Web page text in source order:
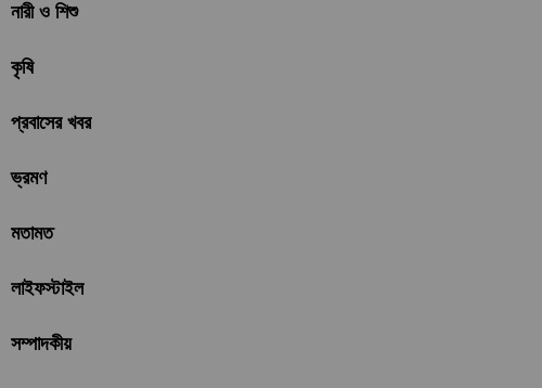
নারী ও শিশু
কৃষি
প্রবাসের খবর
ভ্রমণ
মতামত
লাইফস্টাইল
সম্পাদকীয়